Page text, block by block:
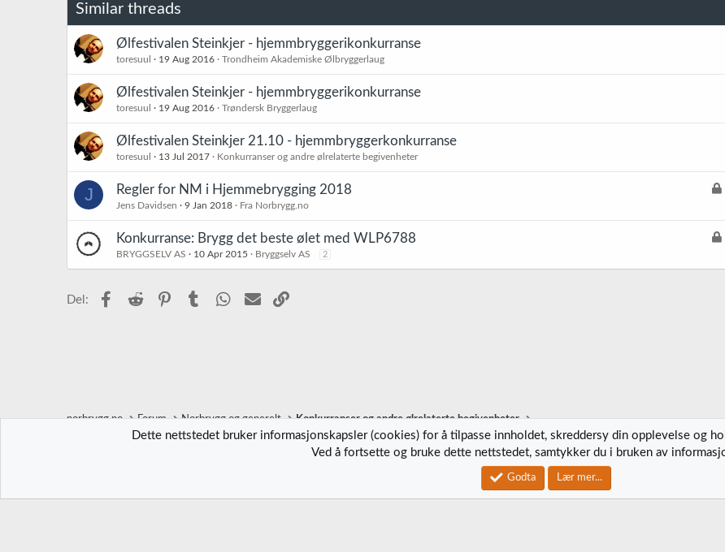
e
r
Similar threads
Ølfestivalen Steinkjer - hjemmbryggerikonkurranse
toresuul 19 Aug 2016 Trondheim Akademiske Ølbryggerlaug
Ølfestivalen Steinkjer - hjemmbryggerikonkurranse
toresuul 19 Aug 2016 Trøndersk Bryggerlaug
Ølfestivalen Steinkjer 21.10 - hjemmbryggerkonkurranse
toresuul 13 Jul 2017 Konkurranser og andre ølrelaterte begivenheter
J
L
t
Regler for NM i Hjemmebrygging 2018
Jens Davidsen 9 Jan 2018 Fra Norbrygg.no
L
Konkurranse: Brygg det beste ølet med WLP6788
BRYGGSELV AS 10 Apr 2015 Bryggselv AS 2
Del: Facebook
Reddit PinterestTumblr WhatsApp
E-post
norbrygg.no Forum Norbrygg og generelt Konkurranser og andre ølrelaterte begivenheter
Community platform by XenForo ®
Dette nettstedet bruker informasjonskapsler (cookies) for å tilpasse innholdet, skreddersy din opplevelse og
Ved å fortsette og bruke dette nettstedet, samtykker du i bruken av
Godta Lær mer...